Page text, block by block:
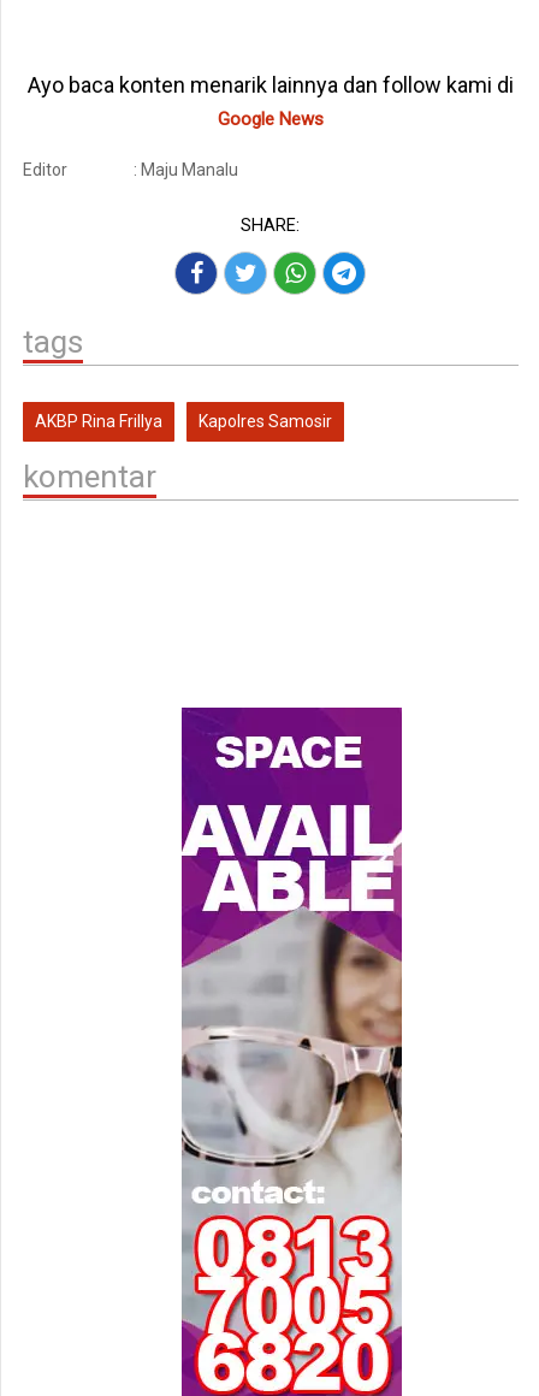
Ayo baca konten menarik lainnya dan follow kami di
Google News
Editor : Maju Manalu
SHARE:
tags
AKBP Rina Frillya Kapolres Samosir
komentar